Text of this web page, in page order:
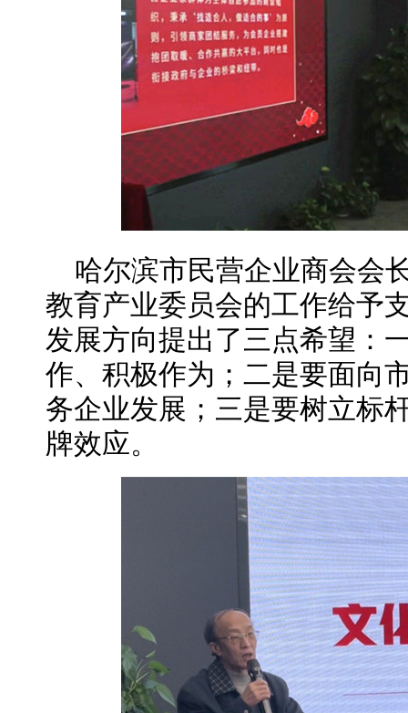
哈尔滨市民营企业商会会
教育产业委员会的工作给予
发展方向提出了三点希望：
作、积极作为；二是要面向
务企业发展；三是要树立标
牌效应。